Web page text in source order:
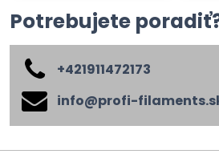
Potrebujete
+421911472173
info​@profi-